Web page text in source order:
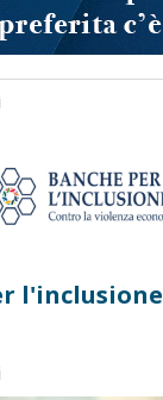
l'inclusione